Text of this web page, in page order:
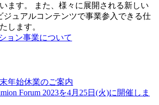
ます。 また、様々に展開される新しい
ジュアルコンテンツで事業参入できる仕
します。
ョン事業について
年始休業のご案内
Forum 2023を4月25日(火)に開催しま